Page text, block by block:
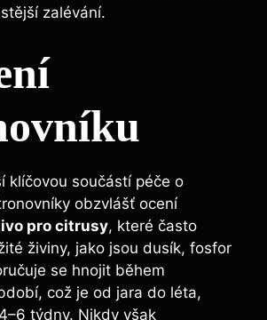
zalévání.
klíčovou součástí péče o
obzvlášť ocení
pro citrusy, které často
živiny, jako jsou dusík, fosfor
se hnojit během
což je od jara do léta,
týdny. Nikdy však